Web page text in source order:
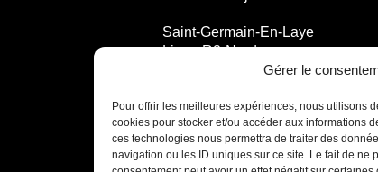
Gérer le
Pour offrir les meilleures expériences, nous utilisons
cookies pour stocker et/ou accéder aux informations
ces technologies nous permettra de traiter des
navigation ou les ID uniques sur ce site. Le fait de ne
Saint-Germain-En-Laye
Ligne R2-Nord